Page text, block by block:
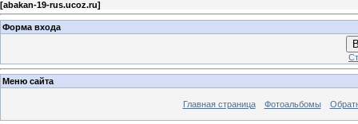
[abakan-19-rus.ucoz.ru]
Форма входа
Меню сайта
Главная страница Фотоальбомы